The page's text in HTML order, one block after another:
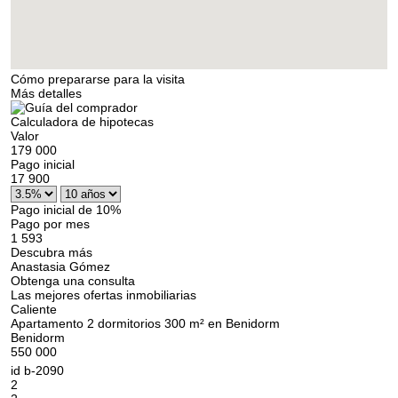
Cómo prepararse para la visita
Más detalles
Calculadora de hipotecas
Valor
179 000
Pago inicial
17 900
Pago inicial de 10%
Pago por mes
1 593
Descubra más
Anastasia Gómez
Obtenga una consulta
Las mejores ofertas inmobiliarias
Caliente
Apartamento 2 dormitorios 300 m² en Benidorm
Benidorm
550 000
id b-2090
2